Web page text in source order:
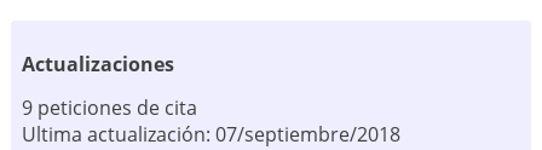
Actualizaciones
9 peticiones de cita
Ultima actualización: 07/septiembre/2018